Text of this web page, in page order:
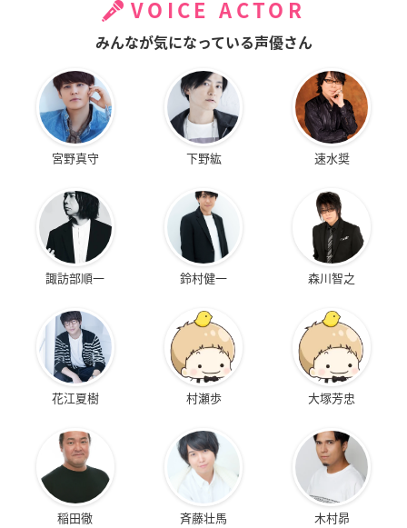
VOICE ACTOR
みんなが気になっている声優さん
宮野真守 下野紘 速水奨
諏訪部順一 鈴村健一 森川智之
花江夏樹 村瀬歩 大塚芳忠
稲田徹 斉藤壮馬 木村昴